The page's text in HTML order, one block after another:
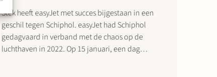
Stek heeft easyJet met succes bijgestaan in een
geschil tegen Schiphol. easyJet had Schiphol
gedagvaard in verband met de chaos op de
luchthaven in 2022. Op 15 januari, een dag